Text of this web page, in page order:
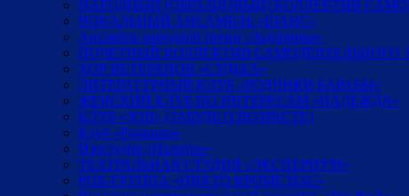
НАРОДНЫЙ (ОБРАЗЦОВЫЙ) КОЛЛЕКТИВ
ВОКАЛЬНЫЙ АНСАМБЛЬ «ШАНС»
Ансамбль народной песни «Задоринка»
ПОЧЕТНЫЙ КОЛЛЕКТИВ САМОДЕЯТЕЛЬНОГО
ХОР ВЕТЕРАНОВ «СУДЬБА»
ЛИТЕРАТУРНЫЙ КЛУБ «РОДНИКИ БАРАБЫ»
ЖЕНСКИЙ КЛУБ ПО ИНТЕРЕСАМ «НАДЕЖДА»
КЛУБ «ЗОВ» (ЗАБУДЬ О ВОЗРАСТЕ)
Клуб «Ромашка»
Изостудия «Палитра»
ТЕАТРАЛЬНАЯ СТУДИЯ «ЭКСПЕРИУМ»
РОК-ГРУППА «НИКТО КРОМЕ НАС»